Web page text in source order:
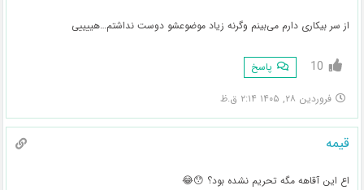
از سر بیکاری دارم می‌بینم وگرنه زیاد موضوعشو دوست نداشتم…هییییی
10 پاسخ
فروردین ۲۸, ۱۴۰۵ ۲:۱۴ ق.ظ
قیمه
اع این آقاهه مگه تحریم نشده بود؟ 😯😂